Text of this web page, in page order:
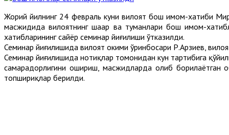
Жорий йилнинг 24 февраль куни вилоят бош имом-хатиби
масжидида вилоятнинг шаҳар ва туманлари бош имом-
хатибларининг сайёр семинар йиғилиши ўтказилди.
Семинар йиғилишида вилоят ҳокими ўринбосари Р.Арзиев,
Семинар йиғилишида нотиқлар томонидан кун тартибига
самарадорлигини ошириш, масжидларда олиб
топшириқлар берилди.